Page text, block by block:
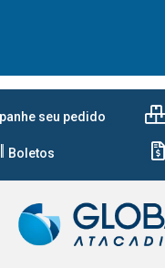
seu pedido
Boletos